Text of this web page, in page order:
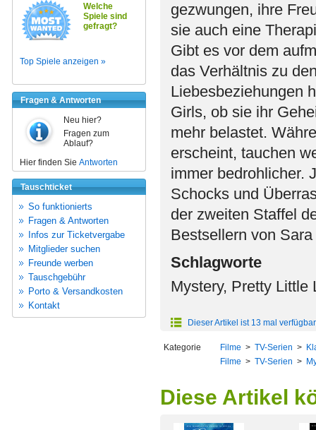
Welche
Spiele sind
gefragt?
Top Spiele anzeigen »
Fragen & Antworten
Neu hier?
Fragen zum
Ablauf?
Hier finden Sie Antworten
Tauschticket
So funktionierts
Fragen & Antworten
Infos zur Ticketvergabe
Mitglieder suchen
Freunde werben
Tauschgebühr
Porto & Versandkosten
Kontakt
gezwungen, ihre
sie auch eine
Gibt es vor dem
das Verhältnis zu
Liebesbeziehungen
Girls, ob sie ihr
mehr belastet.
erscheint, tauchen
immer bedrohlicher.
Schocks und
der zweiten Staffel
Bestsellern von
Schlagworte
Mystery, Pretty Little
Dieser Artikel ist 13 mal verfügbar
Kategorie Filme > TV-Serien >
Filme > TV-Serien >
Diese Artikel